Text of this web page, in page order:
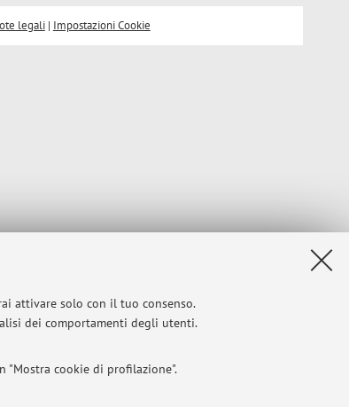
attivare solo con il tuo consenso.
dei comportamenti degli utenti.
"Mostra cookie di profilazione".
legali| Impostazioni Cookie